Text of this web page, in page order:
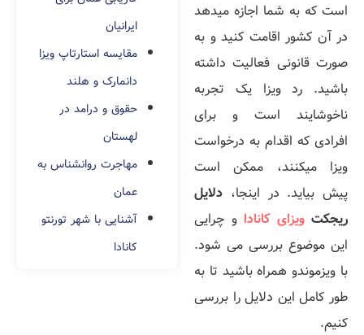
است که به شما اجازه می­دهد
در آن کشور اقامت کنید و به
صورت قانونی فعالیت داشته
باشید. رد ویزا یک تجربه
ناخوشایند است و برای
افرادی که اقدام به درخواست
ویزا می­کنند، ممکن است
پیش بیاید. در اینجا، دلایل
ریجکتویزای کانادا و چرایی
این موضوع بررسی می شود.
با ویزموندو همراه باشید تا به
طور کامل این دلایل را بررسی
کنیم.
ایرانیان
مقایسه استارتاپ ویزا
دانمارک و هلند
حقوق و درامد در
لهستان
مهاجرت روانشناس به
عمان
آشنایی با شهر تورنتو
کانادا